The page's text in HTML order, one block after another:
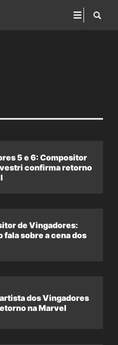
5 e 6: Compositor
confirma retorno
de Vingadores:
fala sobre a cena dos
dos Vingadores
na Marvel